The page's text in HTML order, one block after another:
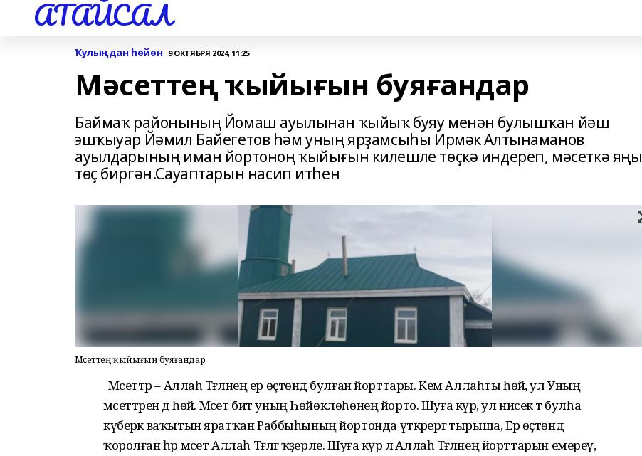
АТАЙСАЛ
Ҡулыңдан һөйөн 9 ОКТЯБРЯ 2024, 11:25
Мәсеттең ҡыйығын буяғандар
Баймаҡ районының Йомаш ауылынан ҡыйыҡ буяу менән булышҡан йәш
эшҡыуар Йәмил Байегетов һәм уның ярҙамсыһы Ирмәк Алтынаманов
ауылдарының иман йортоноң ҡыйығын килешле төҫкә индереп, мәсеткә яңы
төҫ биргән.Сауаптарын насип итһен
Мәсеттең ҡыйығын буяғандар
Мәсеттәр – Аллаһ Тәғәләнең ер өҫтөндә булған йорттары. Кем Аллаһты һөйә, ул Уның
мәсеттәрен дә һөйә. Мәсет бит уның Һөйөклөһөнең йорто. Шуға күрә, ул нисек тә булһа
күберәк ваҡытын яратҡан Раббыһының йортонда үткәрергә тырыша, Ер өҫтөндә
ҡоролған һәр мәсет Аллаһ Тәғәләгә ҡәҙерле. Шуға күрә лә Аллаһ Тәғәләнең йорттарын емереү,